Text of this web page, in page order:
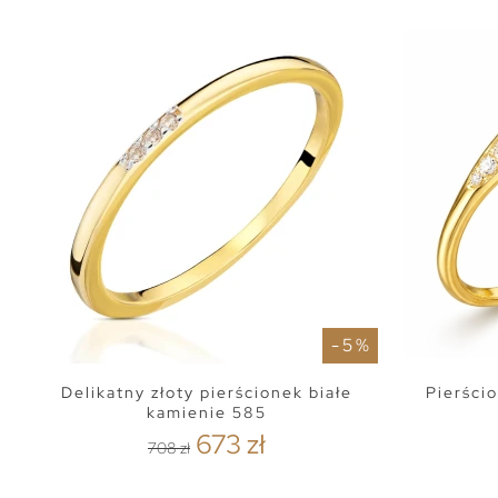
- 5 %
Delikatny złoty pierścionek białe
kamienie 585
708 zł 673 zł